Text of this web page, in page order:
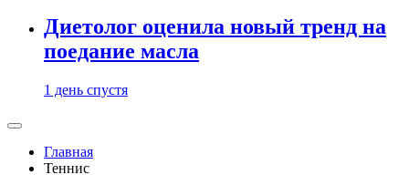
Диетолог оценила новый тренд на
поедание масла
1 день спустя
Главная
Теннис